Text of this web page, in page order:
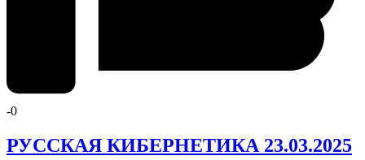
-0
РУССКАЯ КИБЕРНЕТИКА 23.03.2025